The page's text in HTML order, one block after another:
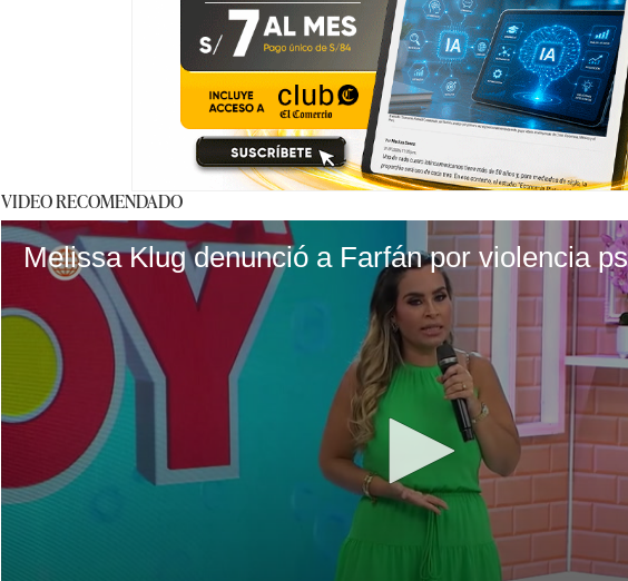
VIDEO RECOMENDADO